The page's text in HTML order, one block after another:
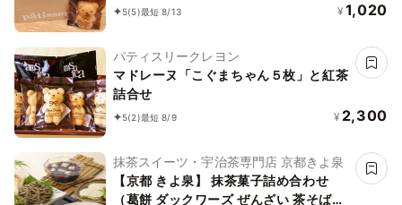
5(5)最短 8/13 ¥ 1,020
パティスリークレヨン
マドレーヌ「こぐまちゃん５枚」と紅茶
詰合せ
5(2)最短 8/9 ¥ 2,300
抹茶スイーツ・宇治茶専門店 京都きよ泉
【京都 きよ泉】 抹茶菓子詰め合わせ
（葛餅 ダックワーズ ぜんざい 茶そば）